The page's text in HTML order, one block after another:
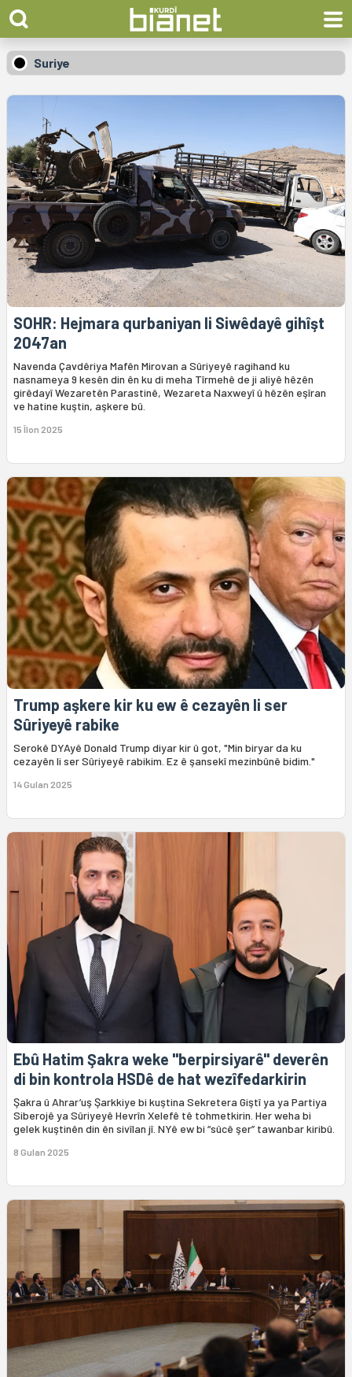
Suriye
SOHR: Hejmara qurbaniyan li Siwêdayê gihîşt
2047an
Navenda Çavdêriya Mafên Mirovan a Sûriyeyê ragihand ku
nasnameya 9 kesên din ên ku di meha Tîrmehê de ji aliyê hêzên
girêdayî Wezaretên Parastinê, Wezareta Naxweyî û hêzên eşîran
ve hatine kuştin, aşkere bû.
15 Îlon 2025
Trump aşkere kir ku ew ê cezayên li ser
Sûriyeyê rabike
Serokê DYAyê Donald Trump diyar kir û got, "Min biryar da ku
cezayên li ser Sûriyeyê rabikim. Ez ê şansekî mezinbûnê bidim."
14 Gulan 2025
Ebû Hatim Şakra weke "berpirsiyarê" deverên
di bin kontrola HSDê de hat wezîfedarkirin
Şakra û Ahrar’uş Şarkkiye bi kuştina Sekretera Giştî ya ya Partiya
Siberojê ya Sûriyeyê Hevrîn Xelefê tê tohmetkirin. Her weha bi
gelek kuştinên din ên sivîlan jî. NYê ew bi “sûcê şer” tawanbar kiribû.
8 Gulan 2025